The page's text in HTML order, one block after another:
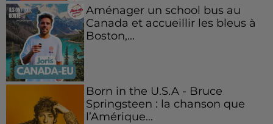
Aménager un school bus au
Canada et accueillir les bleus à
Boston,...
Born in the U.S.A - Bruce
Springsteen : la chanson que
l’Amérique...